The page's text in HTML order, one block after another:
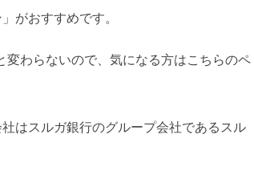
がおすすめです。
わらないので、気になる方はこちらのペ
はスルガ銀行のグループ会社であるスル